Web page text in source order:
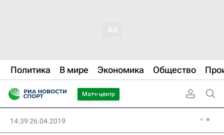
Политика В мире Экономика Общество
Матч-центр
14:39 26.04.2019